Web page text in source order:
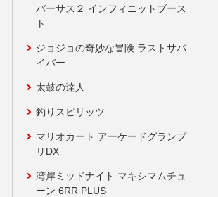
バーサス２ インフィニットブース
ト
ジョジョの奇妙な冒険 ラストサバ
イバー
太鼓の達人
釣りスピリッツ
マリオカート アーケードグランプ
リDX
湾岸ミッドナイト マキシマムチュ
ーン 6RR PLUS